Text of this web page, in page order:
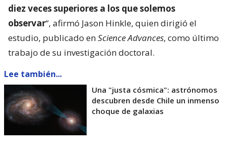
diez veces superiores a los que solemos
observar“, afirmó Jason Hinkle, quien dirigió el
estudio, publicado enScience Advances, como último
trabajo de su investigación doctoral.
Lee también...
Una "justa cósmica": astrónomos
descubren desde Chile un inmenso
choque de galaxias